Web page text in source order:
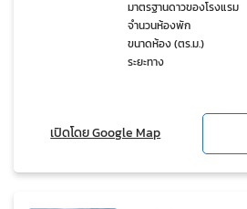
มาตรฐานดาวของโรงแรม
จำนวนห้องพัก
ขนาดห้อง (ตร.ม.)
ระยะทาง
เปิดโดย Google Map